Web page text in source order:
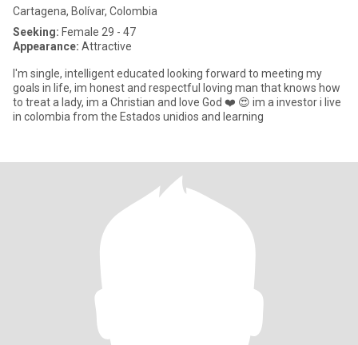
Cartagena, Bolívar, Colombia
Seeking: Female 29 - 47
Appearance: Attractive
I'm single, intelligent educated looking forward to meeting my
goals in life, im honest and respectful loving man that knows how
to treat a lady, im a Christian and love God ❤️ 😍 im a investor i live
in colombia from the Estados unidios and learning